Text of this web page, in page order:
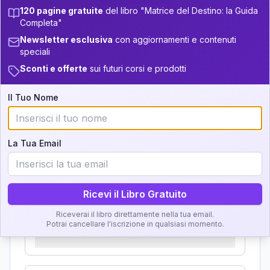
13.5-14 +3 8
18.5-19 +6 17
33.5-34
38.5-39
Zone della Matrice:
Analisi, Significato e
GRATIS
Zona del Ritratto
Importanza:
Karma Genitore-Figlio
120 pagine gratuite del libro "Matrice del Destino: la Guida
Completa"
Newsletter esclusiva con aggiornamenti e contenuti
speciali
Sconti e offerte sui futuri corsi e prodotti
Il Tuo Nome
La Tua Email
Ricevi il Libro Gratuito
Riceverai il libro direttamente nella tua email.
Potrai cancellare l'iscrizione in qualsiasi momento.